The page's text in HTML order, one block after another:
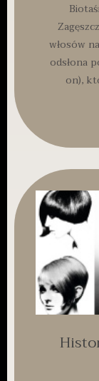
włosów
odsłona
on),